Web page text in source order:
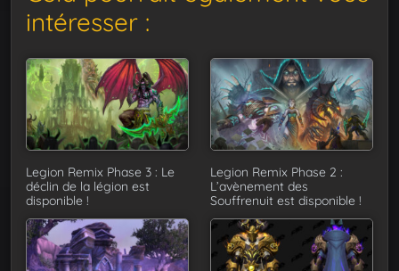
intéresser :
Legion Remix Phase 3 : Le
déclin de la légion est
disponible !
Legion Remix Phase 2 :
L’avènement des
Souffrenuit est disponible !